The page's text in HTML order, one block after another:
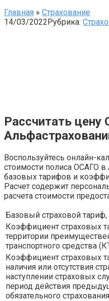
Главная » Страхование
14/03/2022Рубрика:
Рассчитать цену
Воспользуйтесь онлайн-
стоимости полиса ОСАГО
базовых тарифов и
Расчет содержит
расчета стоимости
Базовый страховой
Коэффициент страховых
территории
транспортного средства
Коэффициент страховых
наличия или отсутствия
наступлении страховых
период действия
обязательного